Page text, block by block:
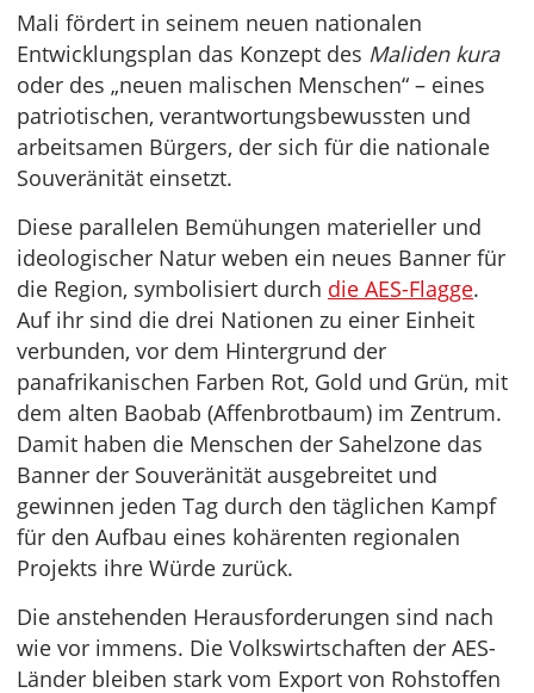
Mali fördert in seinem neuen nationalen
Entwicklungsplan das Konzept des Maliden kura
oder des „neuen malischen Menschen“ – eines
patriotischen, verantwortungsbewussten und
arbeitsamen Bürgers, der sich für die nationale
Souveränität einsetzt.
Diese parallelen Bemühungen materieller und
ideologischer Natur weben ein neues Banner für
die Region, symbolisiert durch die AES-Flagge.
Auf ihr sind die drei Nationen zu einer Einheit
verbunden, vor dem Hintergrund der
panafrikanischen Farben Rot, Gold und Grün, mit
dem alten Baobab (Affenbrotbaum) im Zentrum.
Damit haben die Menschen der Sahelzone das
Banner der Souveränität ausgebreitet und
gewinnen jeden Tag durch den täglichen Kampf
für den Aufbau eines kohärenten regionalen
Projekts ihre Würde zurück.
Die anstehenden Herausforderungen sind nach
wie vor immens. Die Volkswirtschaften der AES-
Länder bleiben stark vom Export von Rohstoffen